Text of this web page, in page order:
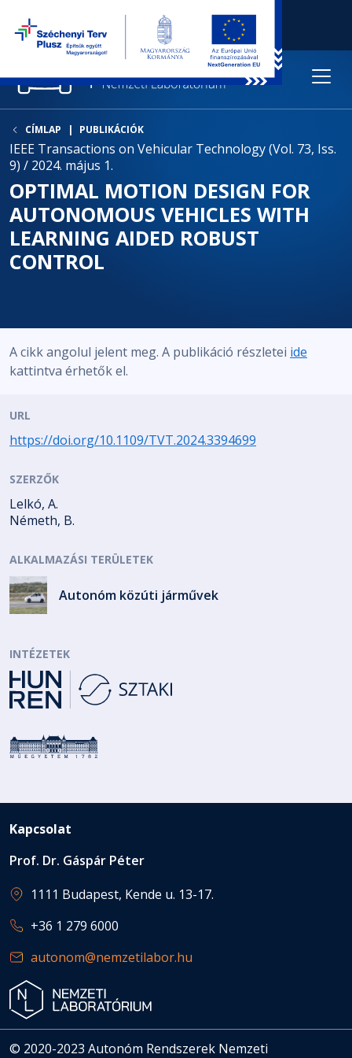
CÍMLAP PUBLIKÁCIÓK
IEEE Transactions on Vehicular Technology (Vol. 73, Iss.
9) / 2024. május 1.
OPTIMAL MOTION DESIGN FOR
AUTONOMOUS VEHICLES WITH
LEARNING AIDED ROBUST
CONTROL
A cikk angolul jelent meg. A publikáció részletei ide
kattintva érhetők el.
URL
https://doi.org/10.1109/TVT.2024.3394699
SZERZŐK
Lelkó, A.
Németh, B.
ALKALMAZÁSI TERÜLETEK
Autonóm közúti járművek
INTÉZETEK
Kapcsolat
Prof. Dr. Gáspár Péter
1111 Budapest, Kende u. 13-17.
+36 1 279 6000
autonom@nemzetilabor.hu
© 2020-2023 Autonóm Rendszerek Nemzeti